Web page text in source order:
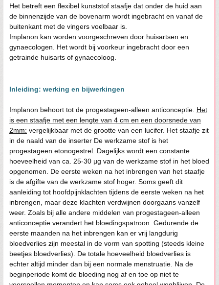
Het betreft een flexibel kunststof staafje dat onder de huid aan
de binnenzijde van de bovenarm wordt ingebracht en vanaf de
buitenkant met de vingers voelbaar is.
Implanon kan worden voorgeschreven door huisartsen en
gynaecologen. Het wordt bij voorkeur ingebracht door een
getrainde huisarts of gynaecoloog.
Inleiding: werking en bijwerkingen
Implanon behoort tot de progestageen-alleen anticonceptie. Het
is een staafje met een lengte van 4 cm en een doorsnede van
2mm: vergelijkbaar met de grootte van een lucifer. Het staafje zit
in de naald van de inserter De werkzame stof is het
progestageen etonogestrel. Dagelijks wordt een constante
hoeveelheid van ca. 25-30 µg van de werkzame stof in het bloed
opgenomen. De eerste weken na het inbrengen van het staafje
is de afgifte van de werkzame stof hoger. Soms geeft dit
aanleiding tot hoofdpijnklachten tijdens de eerste weken na het
inbrengen, maar deze klachten verdwijnen doorgaans vanzelf
weer. Zoals bij alle andere middelen van progestageen-alleen
anticonceptie verandert het bloedingspatroon. Gedurende de
eerste maanden na het inbrengen kan er vrij langdurig
bloedverlies zijn meestal in de vorm van spotting (steeds kleine
beetjes bloedverlies). De totale hoeveelheid bloedverlies is
echter altijd minder dan bij een normale menstruatie. Na de
beginperiode komt de bloeding nog af en toe op niet te